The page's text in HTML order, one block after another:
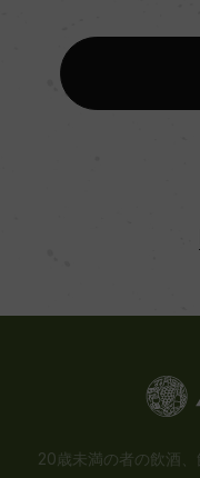
20歳未満の者の飲酒、